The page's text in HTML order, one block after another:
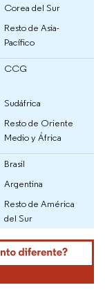
Corea del Sur
Resto de Asia-
Pacífico
CCG
Sudáfrica
Resto de Oriente
Medio y África
Brasil
Argentina
Resto de América
del Sur